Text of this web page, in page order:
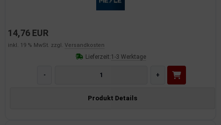
14,76 EUR
inkl. 19 % MwSt. zzgl. Versandkosten
Lieferzeit:1-3 Werktage
- +
Produkt Details